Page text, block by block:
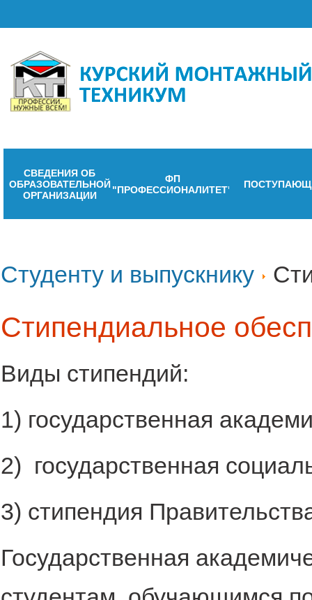
СВЕДЕНИЯ ОБ
ОБРАЗОВАТЕЛЬНОЙ
ОРГАНИЗАЦИИ
ФП
"ПРОФЕССИОНАЛИТЕТ"
Студенту и выпускнику
Стипендиальное
Виды стипендий:
1) государственная
2) государственная
3) стипендия
Государственная